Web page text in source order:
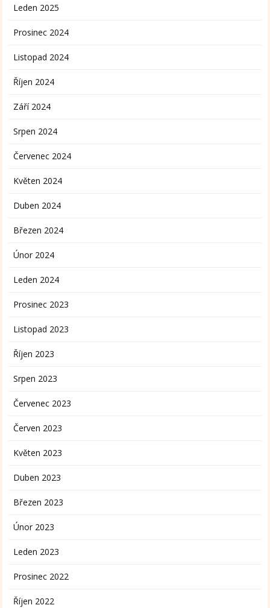
Leden 2025
Prosinec 2024
Listopad 2024
Říjen 2024
Září 2024
Srpen 2024
Červenec 2024
Květen 2024
Duben 2024
Březen 2024
Únor 2024
Leden 2024
Prosinec 2023
Listopad 2023
Říjen 2023
Srpen 2023
Červenec 2023
Červen 2023
Květen 2023
Duben 2023
Březen 2023
Únor 2023
Leden 2023
Prosinec 2022
Říjen 2022